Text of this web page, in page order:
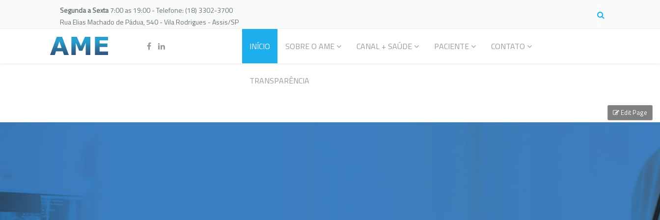
Segunda a Sexta7:00 as 19:00 - Telefone: (18) 3302-3700
Rua Elias Machado de Pádua, 540 - Vila Rodrigues - Assis/SP
INÍCIO SOBRE O AME CANAL + SAÚDE PACIENTE CONTATO
TRANSPARÊNCIA
Edit Page